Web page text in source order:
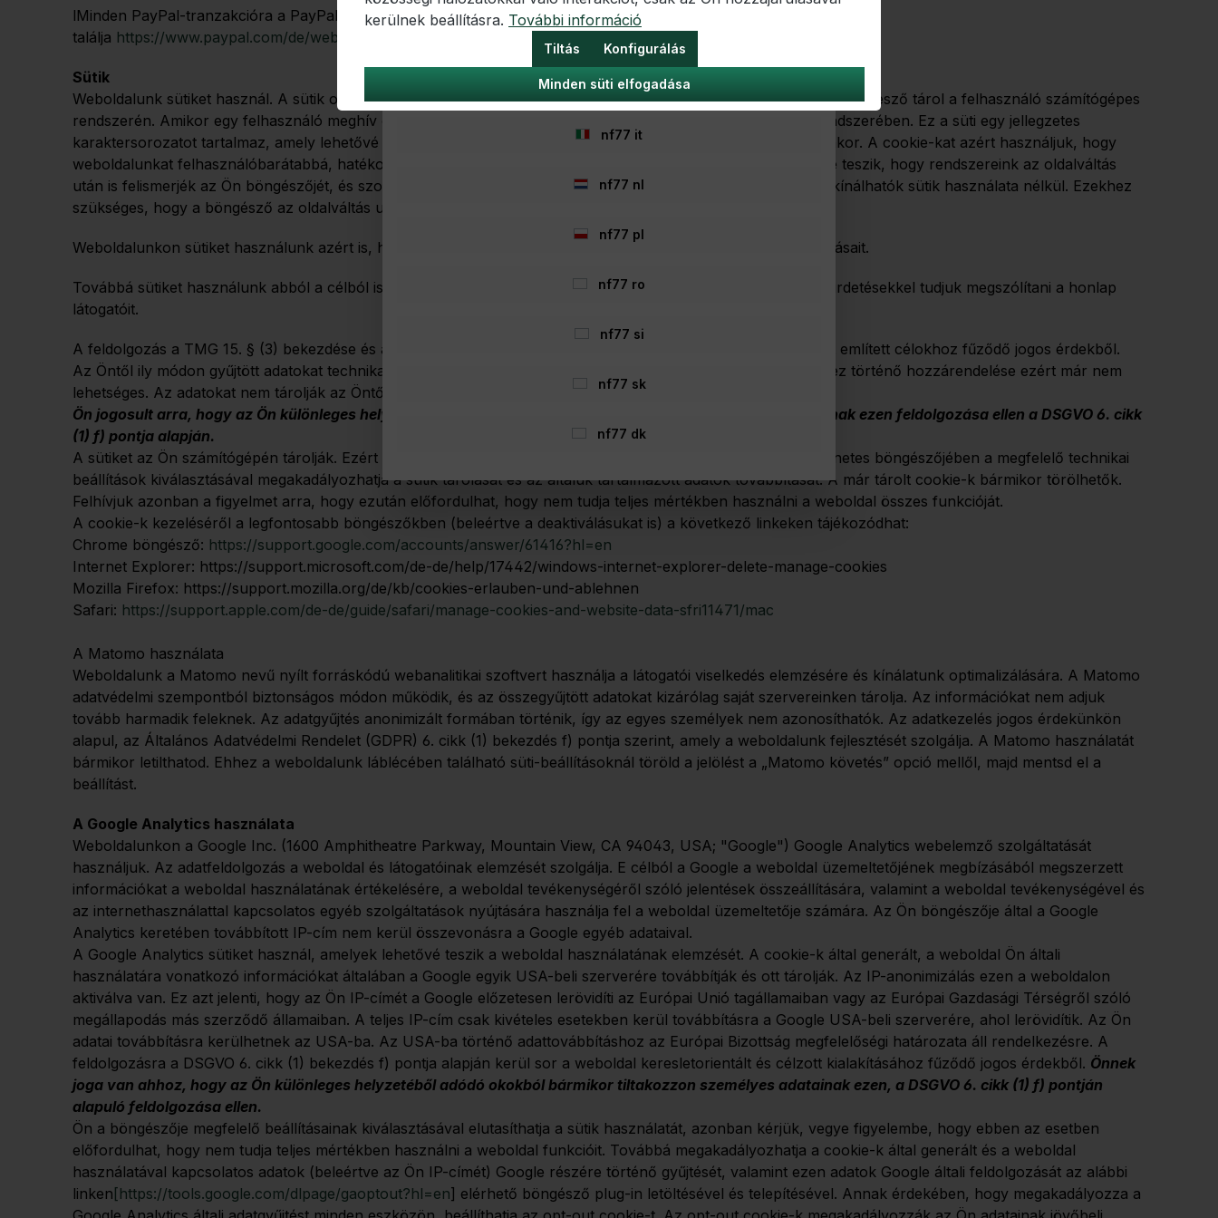
lMinden PayPal-tranzakcióra a PayPal adatvédelmi irányelvei vonatkoznak. Ezt a következő címen
találja https://www.paypal.com/de/webapps/mpp/ua/privacy-prev?locale.x=en_DE
Sütik
Weboldalunk sütiket használ. A sütik olyan kis szöveges fájlok, amelyeket az internetböngésző vagy az internetböngésző tárol a felhasználó számítógépes
rendszerén. Amikor egy felhasználó meghív egy webhelyet, egy cookie tárolódhat a felhasználó operációs rendszerében. Ez a süti egy jellegzetes
karaktersorozatot tartalmaz, amely lehetővé teszi a böngésző egyedi azonosítását a weboldal újbóli meghívásakor. A cookie-kat azért használjuk, hogy
weboldalunkat felhasználóbarátabbá, hatékonyabbá és biztonságosabbá tegyük. Továbbá a cookie-k lehetővé teszik, hogy rendszereink az oldalváltás
után is felismerjék az Ön böngészőjét, és szolgáltatásokat kínáljanak Önnek. Weboldalunk egyes funkciói nem kínálhatók sütik használata nélkül. Ezekhez
szükséges, hogy a böngésző az oldalváltás után is felismerhető legyen.
Weboldalunkon sütiket használunk azért is, hogy elemezni tudjuk a weboldalunk látogatóinak böngészési szokásait.
Továbbá sütiket használunk abból a célból is, hogy később más weboldalakon célzott, érdeklődéshez kötött hirdetésekkel tudjuk megszólítani a honlap
látogatóit.
A feldolgozás a TMG 15. § (3) bekezdése és a DSGVO 6. cikk (1) bekezdésének f) pontja alapján történik a fent említett célokhoz fűződő jogos érdekből.
Az Öntől ily módon gyűjtött adatokat technikai óvintézkedésekkel álnevesítjük. Az adatoknak az Ön személyéhez történő hozzárendelése ezért már nem
lehetséges. Az adatokat nem tárolják az Öntől származó egyéb személyes adatokkal együtt.
Ön jogosult arra, hogy az Ön különleges helyzetéből adódó okokból bármikor tiltakozzon személyes adatainak ezen feldolgozása ellen a DSGVO 6. cikk
(1) f) pontja alapján.
A sütiket az Ön számítógépén tárolják. Ezért a sütik használata felett teljes mértékben Ön rendelkezik. Az internetes böngészőjében a megfelelő technikai
beállítások kiválasztásával megakadályozhatja a sütik tárolását és az általuk tartalmazott adatok továbbítását. A már tárolt cookie-k bármikor törölhetők.
Felhívjuk azonban a figyelmet arra, hogy ezután előfordulhat, hogy nem tudja teljes mértékben használni a weboldal összes funkcióját.
A cookie-k kezeléséről a legfontosabb böngészőkben (beleértve a deaktiválásukat is) a következő linkeken tájékozódhat:
Chrome böngésző: https://support.google.com/accounts/answer/61416?hl=en
Internet Explorer: https://support.microsoft.com/de-de/help/17442/windows-internet-explorer-delete-manage-cookies
Mozilla Firefox: https://support.mozilla.org/de/kb/cookies-erlauben-und-ablehnen
Safari: https://support.apple.com/de-de/guide/safari/manage-cookies-and-website-data-sfri11471/mac
A Matomo használata
Weboldalunk a Matomo nevű nyílt forráskódú webanalitikai szoftvert használja a látogatói viselkedés elemzésére és kínálatunk optimalizálására. A Matomo
adatvédelmi szempontból biztonságos módon működik, és az összegyűjtött adatokat kizárólag saját szervereinken tárolja. Az információkat nem adjuk
tovább harmadik feleknek. Az adatgyűjtés anonimizált formában történik, így az egyes személyek nem azonosíthatók. Az adatkezelés jogos érdekünkön
alapul, az Általános Adatvédelmi Rendelet (GDPR) 6. cikk (1) bekezdés f) pontja szerint, amely a weboldalunk fejlesztését szolgálja. A Matomo használatát
bármikor letilthatod. Ehhez a weboldalunk láblécében található süti-beállításoknál töröld a jelölést a „Matomo követés” opció mellől, majd mentsd el a
beállítást.
A Google Analytics használata
Weboldalunkon a Google Inc. (1600 Amphitheatre Parkway, Mountain View, CA 94043, USA; "Google") Google Analytics webelemző szolgáltatását
használjuk. Az adatfeldolgozás a weboldal és látogatóinak elemzését szolgálja. E célból a Google a weboldal üzemeltetőjének megbízásából megszerzett
információkat a weboldal használatának értékelésére, a weboldal tevékenységéről szóló jelentések összeállítására, valamint a weboldal tevékenységével és
az internethasználattal kapcsolatos egyéb szolgáltatások nyújtására használja fel a weboldal üzemeltetője számára. Az Ön böngészője által a Google
Analytics keretében továbbított IP-cím nem kerül összevonásra a Google egyéb adataival.
A Google Analytics sütiket használ, amelyek lehetővé teszik a weboldal használatának elemzését. A cookie-k által generált, a weboldal Ön általi
használatára vonatkozó információkat általában a Google egyik USA-beli szerverére továbbítják és ott tárolják. Az IP-anonimizálás ezen a weboldalon
aktiválva van. Ez azt jelenti, hogy az Ön IP-címét a Google előzetesen lerövidíti az Európai Unió tagállamaiban vagy az Európai Gazdasági Térségről szóló
megállapodás más szerződő államaiban. A teljes IP-cím csak kivételes esetekben kerül továbbításra a Google USA-beli szerverére, ahol lerövidítik. Az Ön
adatai továbbításra kerülhetnek az USA-ba. Az USA-ba történő adattovábbításhoz az Európai Bizottság megfelelőségi határozata áll rendelkezésre. A
feldolgozásra a DSGVO 6. cikk (1) bekezdés f) pontja alapján kerül sor a weboldal keresletorientált és célzott kialakításához fűződő jogos érdekből. Önnek
joga van ahhoz, hogy az Ön különleges helyzetéből adódó okokból bármikor tiltakozzon személyes adatainak ezen, a DSGVO 6. cikk (1) f) pontján
alapuló feldolgozása ellen.
Ön a böngészője megfelelő beállításainak kiválasztásával elutasíthatja a sütik használatát, azonban kérjük, vegye figyelembe, hogy ebben az esetben
előfordulhat, hogy nem tudja teljes mértékben használni a weboldal funkcióit. Továbbá megakadályozhatja a cookie-k által generált és a weboldal
használatával kapcsolatos adatok (beleértve az Ön IP-címét) Google részére történő gyűjtését, valamint ezen adatok Google általi feldolgozását az alábbi
linken [https://tools.google.com/dlpage/gaoptout?hl=en] elérhető böngésző plug-in letöltésével és telepítésével. Annak érdekében, hogy megakadályozza a
kerülnek beállításra. További információ
Tiltás Konfigurálás
Minden süti elfogadása
nf77 hr
nf77 hu
nf77 it
nf77 nl
nf77 pl
nf77 ro
nf77 si
nf77 sk
nf77 dk